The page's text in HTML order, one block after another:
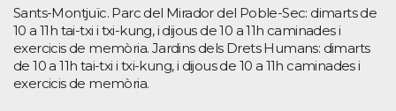
Sants-Montjuïc. Parc del Mirador del Poble-Sec: dimarts de
10 a 11h tai-txi i txi-kung, i dijous de 10 a 11h caminades i
exercicis de memòria. Jardins dels Drets Humans: dimarts
de 10 a 11h tai-txi i txi-kung, i dijous de 10 a 11h caminades i
exercicis de memòria.